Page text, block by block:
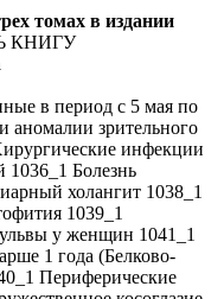
томах в издании
КНИГУ
в период с 5 мая по
аномалии зрительного
инфекции
1036_1 Болезнь
холангит 1038_1
1039_1
у женщин 1041_1
1 года (Белково-
Периферические